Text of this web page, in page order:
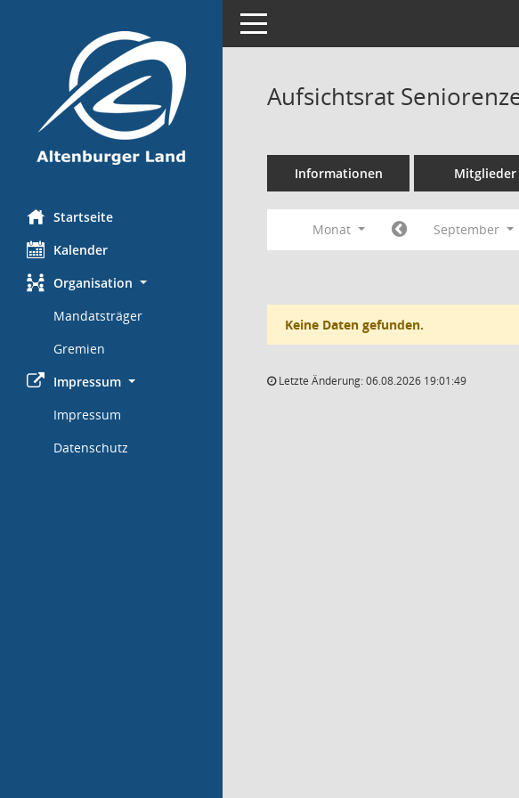
Startseite
Kalender
Organisation
Mandatsträger
Gremien
Impressum
Impressum
Datenschutz
Toggle navigation
Aufsichtsrat
Informationen Mitglieder
Monat September
Keine Daten gefunden.
Letzte Änderung: 06.08.2026 19:01:49